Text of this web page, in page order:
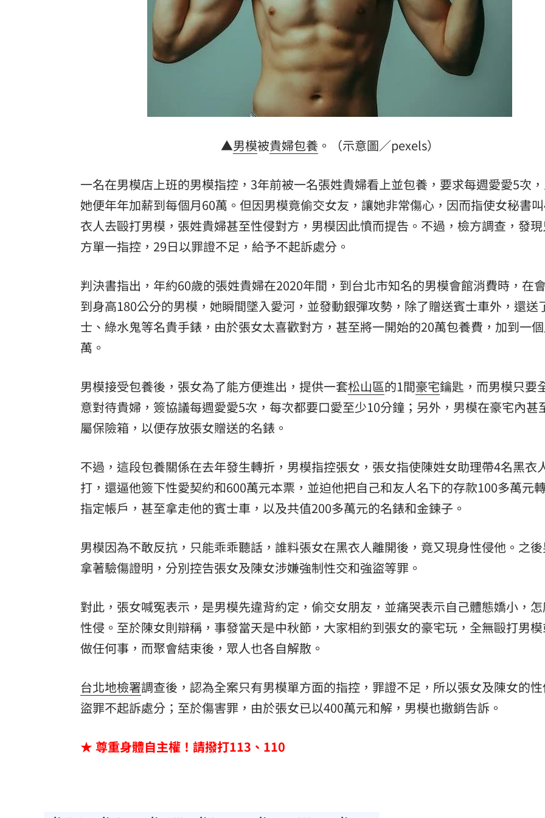
慈濟遭詐10億 AIT突發文打擊詐騙網笑翻 06:09
新北爆警匪追逐…轟4槍射3輪！破窗逮毒駕 06:08
強彈千點！「18檔」收復失土台股ETF 06:00
7月急跌觸底 高含積這幾檔受益人激增！
三立iNEWS新聞台線上直播 18:00
商場戰國來臨 台中「頂奢大道」逐漸成形 12:00
台彩父親節推新刮刮樂千萬頭獎超「爸」氣
8國球員齊聚高雄 Formosa 7s掀足球熱潮 10:00
理想混蛋號召粉絲跨海追星吃美食！ 18:15
▲男模被貴婦包養 。（示意圖／pexels）
一名在男模店上班的男模指控，3年前被一名張姓貴婦看上並包養，要求每週愛愛5次
她便年年加薪到每個月60萬。但因男模竟偷交女友，讓她非常傷心，因而指使女秘書
衣人去毆打男模，張姓貴婦甚至性侵對方，男模因此憤而提告。不過，檢方調查，發
方單一指控，29日以罪證不足，給予不起訴處分。
判決書指出，年約60歲的張姓貴婦在2020年間，到台北市知名的男模會館消費時，在
到身高180公分的男模，她瞬間墜入愛河，並發動銀彈攻勢，除了贈送賓士車外，還送
士、綠水鬼等名貴手錶，由於張女太喜歡對方，甚至將一開始的20萬包養費，加到一
萬。
男模接受包養後，張女為了能方便進出，提供一套松山區的1間豪宅鑰匙，而男模只要
意對待貴婦，簽協議每週愛愛5次，每次都要口愛至少10分鐘；另外，男模在豪宅內甚
屬保險箱，以便存放張女贈送的名錶。
不過，這段包養關係在去年發生轉折，男模指控張女，張女指使陳姓女助理帶4名黑衣
打，還逼他簽下性愛契約和600萬元本票，並迫他把自己和友人名下的存款100多萬元
指定帳戶，甚至拿走他的賓士車，以及共值200多萬元的名錶和金鍊子。
男模因為不敢反抗，只能乖乖聽話，誰料張女在黑衣人離開後，竟又現身性侵他。之
拿著驗傷證明，分別控告張女及陳女涉嫌強制性交和強盜等罪。
對此，張女喊冤表示，是男模先違背約定，偷交女朋友，並痛哭表示自己體態嬌小，
性侵。至於陳女則辯稱，事發當天是中秋節，大家相約到張女的豪宅玩，全無毆打男
做任何事，而聚會結束後，眾人也各自解散。
台北地檢署調查後，認為全案只有男模單方面的指控，罪證不足，所以張女及陳女的
盜罪不起訴處分；至於傷害罪，由於張女已以400萬元和解，男模也撤銷告訴。
★ 尊重身體自主權！請撥打113、110